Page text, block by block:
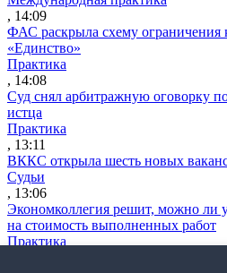
, 14:09
ФАС раскрыла схему
«Единство»
Практика
, 14:08
Суд снял арбитражную оговорку
истца
Практика
, 13:11
ВККС открыла шесть новых
Судьи
, 13:06
Экономколлегия решит, можно ли
на стоимость выполненных работ
Практика